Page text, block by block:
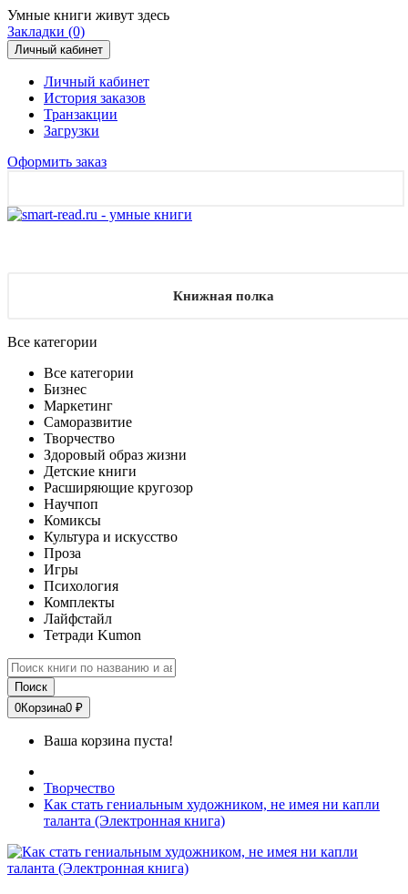
Умные книги живут здесь
Закладки (0)
Личный кабинет
Личный кабинет
История заказов
Транзакции
Загрузки
Оформить заказ
Книжная полка
Все категории
Все категории
Бизнес
Маркетинг
Саморазвитие
Творчество
Здоровый образ жизни
Детские книги
Расширяющие кругозор
Научпоп
Комиксы
Культура и искусство
Проза
Игры
Психология
Комплекты
Лайфстайл
Тетради Kumon
Поиск
0Корзина0 ₽
Ваша корзина пуста!
Творчество
Как стать гениальным художником, не имея ни капли
таланта (Электронная книга)